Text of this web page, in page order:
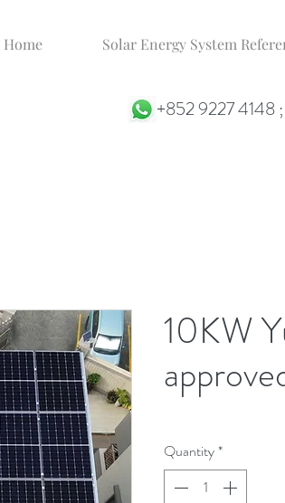
Home Solar Energy System
+852 9227 4148 ;
10KW
Quantity*